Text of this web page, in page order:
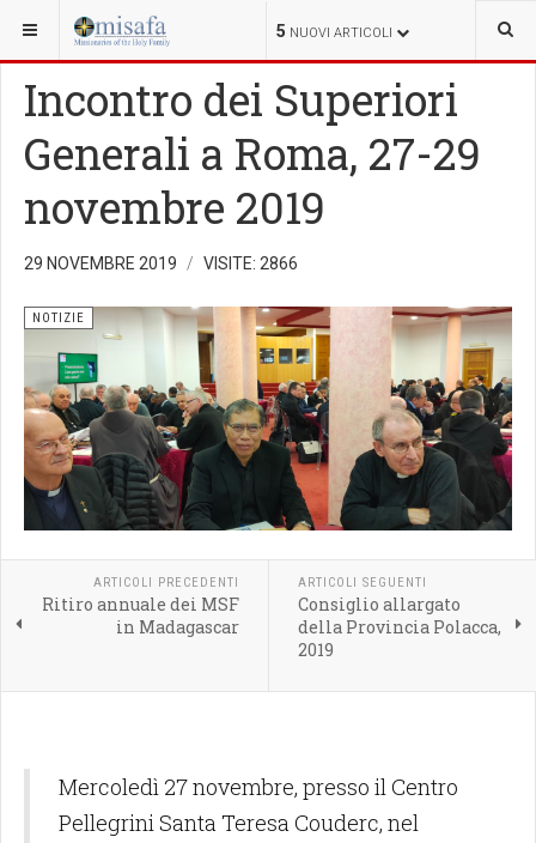
5 NUOVI ARTICOLI
SEI QUI:
Incontro dei Superiori
Generali a Roma, 27-29
novembre 2019
29 NOVEMBRE 2019 VISITE: 2866
NOTIZIE
ARTICOLI PRECEDENTI
Ritiro annuale dei MSF
in Madagascar
ARTICOLI SEGUENTI
Consiglio allargato
della Provincia Polacca,
2019
Mercoledì 27 novembre, presso il Centro
Pellegrini Santa Teresa Couderc, nel